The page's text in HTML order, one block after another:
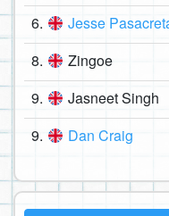
6. Jesse
8. Zingoe
9. Jasneet Singh
9. Dan Craig